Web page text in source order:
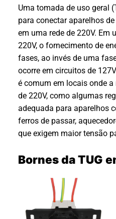
Uma tomada de uso geral
para conectar aparelhos
em uma rede de 220V. Em
220V, o fornecimento de
fases, ao invés de uma
ocorre em circuitos de
é comum em locais onde
de 220V, como algumas
adequada para aparelhos
ferros de passar,
que exigem maior tensão
Bornes da TUG